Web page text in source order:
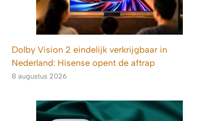
Dolby Vision 2 eindelijk verkrijgbaar in
Nederland: Hisense opent de aftrap
8 augustus 2026